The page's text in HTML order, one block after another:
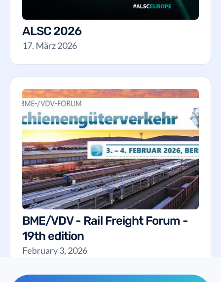
ALSC 2026
17. März 2026
BME/VDV - Rail Freight Forum -
19th edition
February 3, 2026